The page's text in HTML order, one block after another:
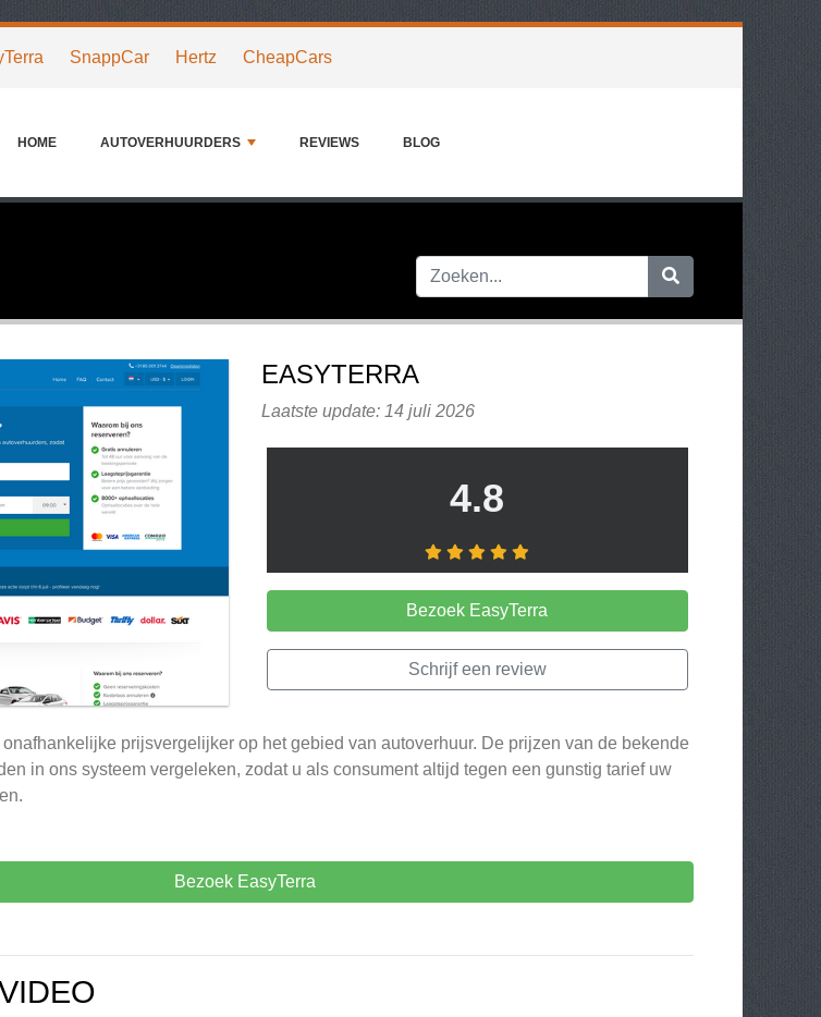
SnappCar Hertz CheapCars
HOME AUTOVERHUURDERS REVIEWS BLOG
EASYTERRA
Laatste update: 14 juli 2026
4.8
Bezoek EasyTerra
Schrijf een review
onafhankelijke prijsvergelijker op het gebied van autoverhuur. De prijzen van de bekende
in ons systeem vergeleken, zodat u als consument altijd tegen een gunstig tarief uw
Bezoek EasyTerra